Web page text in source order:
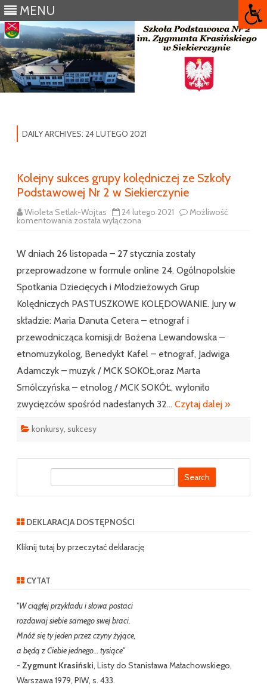
MENU
DAILY ARCHIVES: 24 LUTEGO 2021
Kolejny sukces grupy kolędniczej ze Szkoły
Podstawowej Nr 2 w Siekierczynie
Wioleta Setlak-Wojtas 24 lutego 2021 Możliwość
komentowania Kolejny
ze
Szkoły
Podstawowej
2
Siekierczynie
została wyłączona
W dniach 26 listopada – 27 stycznia zostały
przeprowadzone w formule online 24. Ogólnopolskie
Spotkania Dziecięcych i Młodzieżowych Grup
Kolędniczych PASTUSZKOWE KOLĘDOWANIE. Jury w
składzie: Maria Danuta Cetera – etnograf i
przewodnicząca komisji,dr Bożena Lewandowska –
etnomuzykolog, Benedykt Kafel – etnograf, Jadwiga
Adamczyk – muzyk / MCK SOKOŁ,oraz Marta
Smólczyńska – etnolog / MCK SOKÓŁ, wyłoniło
zwycięzców spośród nadesłanych 32… Czytaj dalej »
konkursy sukcesy
r
h
DEKLARACJA DOSTĘPNOŚCI
Kliknij tutaj by przeczytać deklarację
CYTAT
"W ciągłej przykładu i słowa postaci
rozdawaj siebie samego swej braci.
Mnóż się ty jeden przez czyny żyjące,
a będą z Ciebie jednego… tysiące"
- Zygmunt Krasiński, Listy do Stanisława Małachowskiego,
Warszawa 1979, PIW, s. 433.